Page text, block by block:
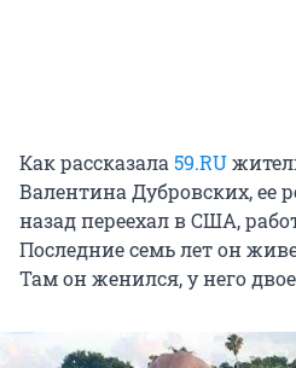
Как рассказала59.RU
Валентина Дубровских, ее
назад переехал в США,
Последние семь лет он
Там он женился, у него